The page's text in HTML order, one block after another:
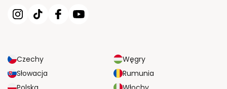
Czechy
Węgry
Słowacja
Rumunia